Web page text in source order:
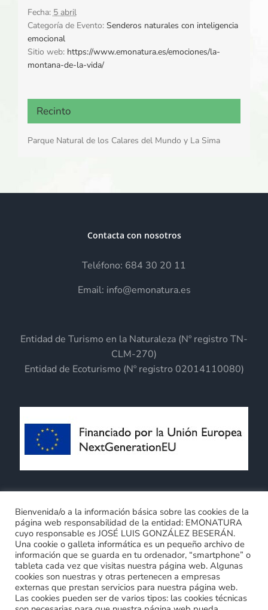
Fecha: 5 abril
Categoría de Evento: Senderos naturales con inteligencia
emocional
Sitio web: https://www.emonatura.es/emociones/la-
montana-de-la-vida/
Recinto
Parque Natural de los Calares del Mundo y La Sima
Contacta con nosotros
Teléfono: 684 30 20 11
Email: info@emonatura.es
Entidad de Turismo en la Naturaleza (Nº registro TN-
CLM-270)
Entidad de Ecoturismo (Nº registro 02014110080)
Términos y Condiciones generales
Política de privacidad
Política de cookies
Compromiso con la protección de datos personales
0
Bienvenida/o a la información básica sobre las cookies de la
página web responsabilidad de la entidad: EMONATURA
cuyo responsable es JOSÉ LUIS GONZÁLEZ BESERÁN.
Una cookie o galleta informática es un pequeño archivo de
información que se guarda en tu ordenador, “smartphone” o
tableta cada vez que visitas nuestra página web. Algunas
cookies son nuestras y otras pertenecen a empresas
externas que prestan servicios para nuestra página web.
Las cookies pueden ser de varios tipos: las cookies técnicas